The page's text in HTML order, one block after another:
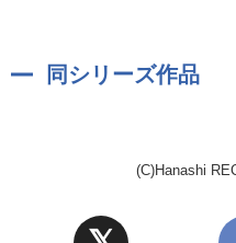
同シリーズ作品
(C)Hanashi